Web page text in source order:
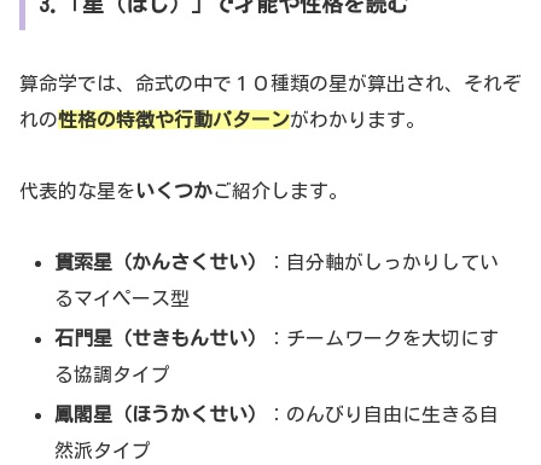
算命学では、命式の中で１０種類の星が算出され、それぞ
れの性格の特徴や行動パターンがわかります。
代表的な星をいくつかご紹介します。
貫索星（かんさくせい）
：自分軸がしっかりしてい
るマイペース型
石門星（せきもんせい）
：チームワークを大切にす
る協調タイプ
鳳閣星（ほうかくせい）
：のんびり自由に生きる自
然派タイプ